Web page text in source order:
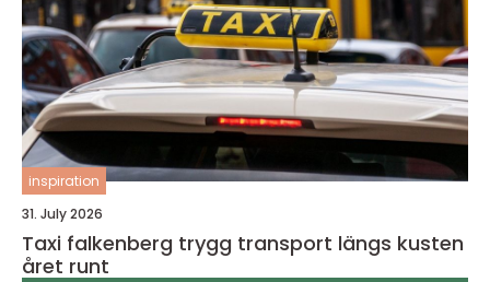
inspiration
31. July 2026
Taxi falkenberg trygg transport längs kusten
året runt